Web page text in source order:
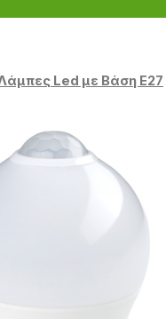
Led με Βάση Ε27